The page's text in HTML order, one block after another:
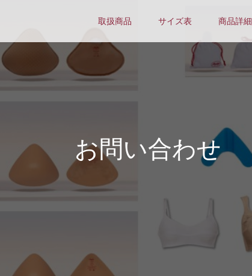
取扱商品 サイズ表 商品詳細
お問い合わせ